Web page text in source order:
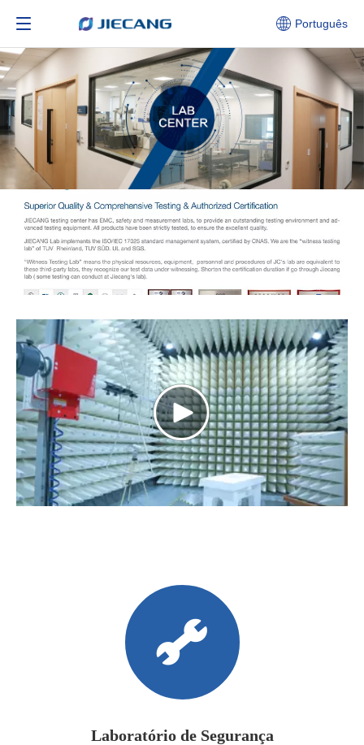
Português
Play
Video
Laboratório de Segurança